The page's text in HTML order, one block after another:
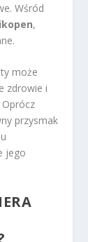
Wśród
,
może
zdrowie i
przysmak
jego